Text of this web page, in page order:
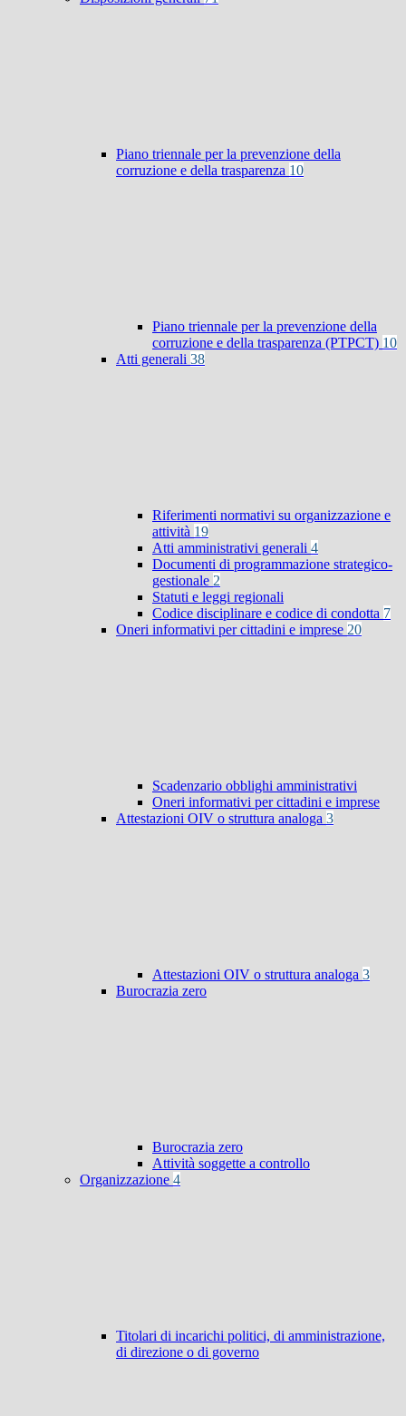
Piano triennale per la prevenzione della
corruzione e della trasparenza 10
Piano triennale per la prevenzione della
corruzione e della trasparenza (PTPCT) 10
Atti generali 38
Riferimenti normativi su organizzazione e
attività 19
Atti amministrativi generali 4
Documenti di programmazione strategico-
gestionale 2
Statuti e leggi regionali
Codice disciplinare e codice di condotta 7
Oneri informativi per cittadini e imprese 20
Scadenzario obblighi amministrativi
Oneri informativi per cittadini e imprese
Attestazioni OIV o struttura analoga 3
Attestazioni OIV o struttura analoga 3
Burocrazia zero
Burocrazia zero
Attività soggette a controllo
Organizzazione 4
Titolari di incarichi politici, di amministrazione,
di direzione o di governo